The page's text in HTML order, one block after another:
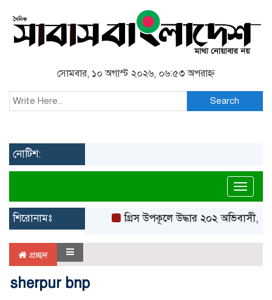
সোমবার, ১০ অগাস্ট ২০২৬, ০৬:৫৩ অপরাহ্ন
Search
নোটিশ:
শিরোনামঃ গ্রিস উপকূলে উদ্ধার ২০২ অভিবাসী,
প্রচ্ছদ
sherpur bnp